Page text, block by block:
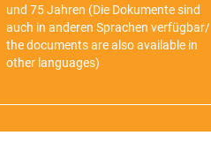
und 75 Jahren (Die Dokumente sind
auch in anderen Sprachen verfügbar/
the documents are also available in
other languages)